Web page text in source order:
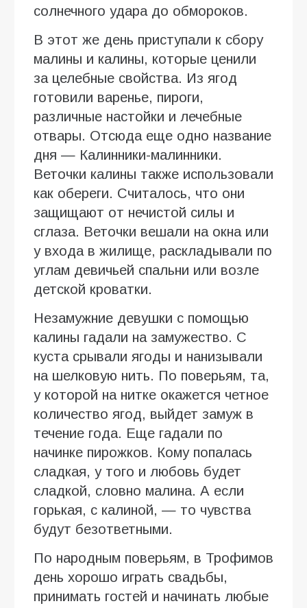
солнечного удара до обмороков.
В этот же день приступали к сбору
малины и калины, которые ценили
за целебные свойства. Из ягод
готовили варенье, пироги,
различные настойки и лечебные
отвары. Отсюда еще одно название
дня — Калинники-малинники.
Веточки калины также использовали
как обереги. Считалось, что они
защищают от нечистой силы и
сглаза. Веточки вешали на окна или
у входа в жилище, раскладывали по
углам девичьей спальни или возле
детской кроватки.
Незамужние девушки с помощью
калины гадали на замужество. С
куста срывали ягоды и нанизывали
на шелковую нить. По поверьям, та,
у которой на нитке окажется четное
количество ягод, выйдет замуж в
течение года. Еще гадали по
начинке пирожков. Кому попалась
сладкая, у того и любовь будет
сладкой, словно малина. А если
горькая, с калиной, — то чувства
будут безответными.
По народным поверьям, в Трофимов
день хорошо играть свадьбы,
принимать гостей и начинать любые